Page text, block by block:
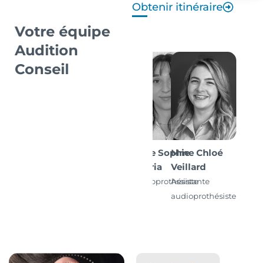
Obtenir itinéraire
Votre équipe
Audition
Conseil
Mme Sophie
Sudria
Audioprothésiste
Mme Chloé
Veillard
Assistante
audioprothésiste